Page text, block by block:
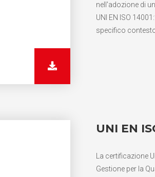
nell'adozione di
UNI EN ISO
specifico
UNI EN
La certificazione
Gestione per la